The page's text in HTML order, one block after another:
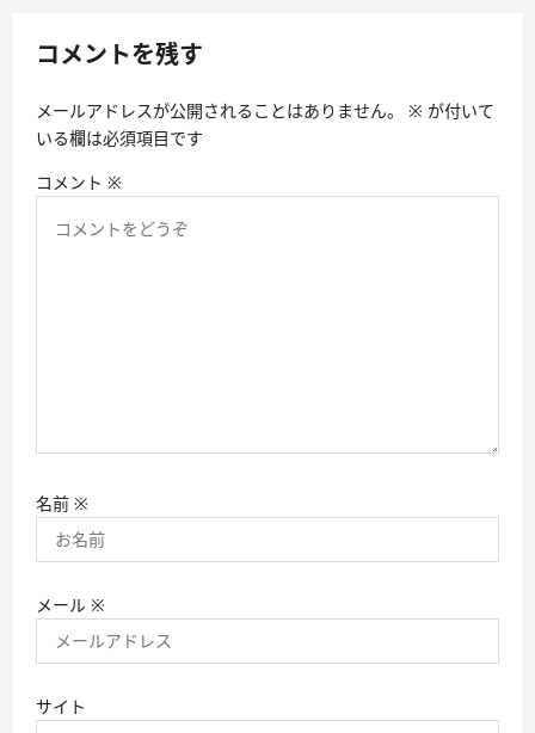
ョ
コメントを残す
メールアドレスが公開されることはありません。 ※ が付いて
いる欄は必須項目です
コメント ※
名前 ※
メール ※
サイト